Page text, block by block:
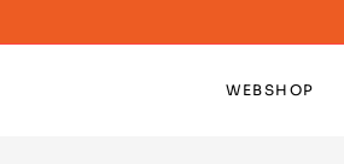
WEBSHOP